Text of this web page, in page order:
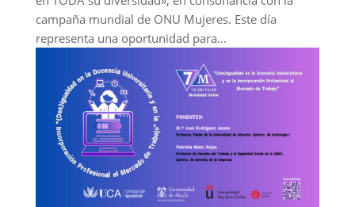
campaña mundial de ONU Mujeres. Este día
representa una oportunidad para...